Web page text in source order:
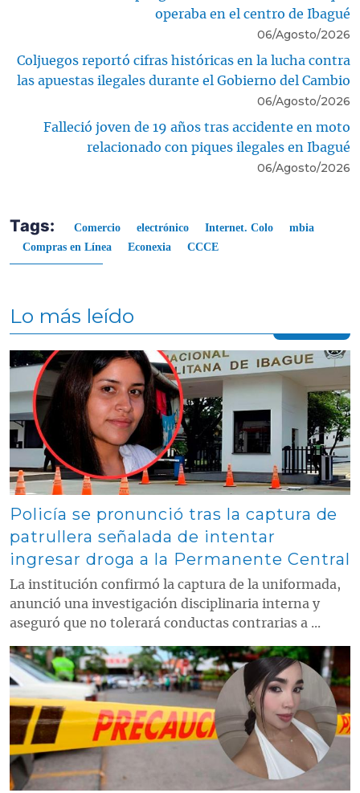
operaba en el centro de Ibagué
06/Agosto/2026
Coljuegos reportó cifras históricas en la lucha contra
las apuestas ilegales durante el Gobierno del Cambio
06/Agosto/2026
Falleció joven de 19 años tras accidente en moto
relacionado con piques ilegales en Ibagué
06/Agosto/2026
Tags: Comercio electrónico Internet. Colo
mbia
Compras en Línea
Econexia CCCE
Lo más leído
Contenido multimedia principal
Policía se pronunció tras la captura de
patrullera señalada de intentar
ingresar droga a la Permanente Central
La institución confirmó la captura de la uniformada,
anunció una investigación disciplinaria interna y
aseguró que no tolerará conductas contrarias a ...
Contenido multimedia principal